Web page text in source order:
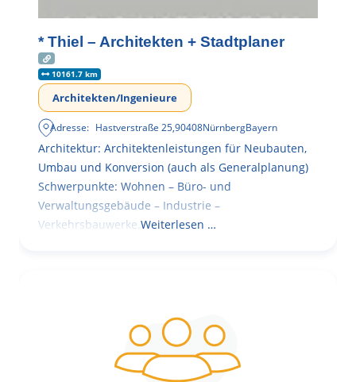
* Thiel – Architekten + Stadtplaner
10161.7 km
Architekten/Ingenieure
Adresse: Hastverstraße 25,90408NürnbergBayern
Architektur: Architektenleistungen für Neubauten,
Umbau und Konversion (auch als Generalplanung)
Schwerpunkte: Wohnen – Büro- und
Verwaltungsgebäude – Industrie –
Verkehrsbauwerke. Weiterlesen …